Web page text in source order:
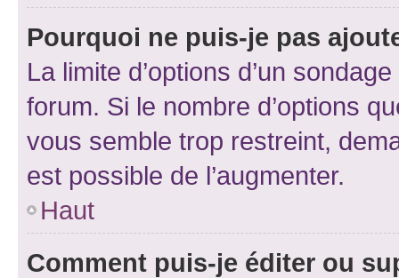
Pourquoi ne puis-je pas
La limite d’options d’un
forum. Si le nombre d’options
vous semble trop restreint,
est possible de l’augmenter.
Haut
Comment puis-je éditer ou